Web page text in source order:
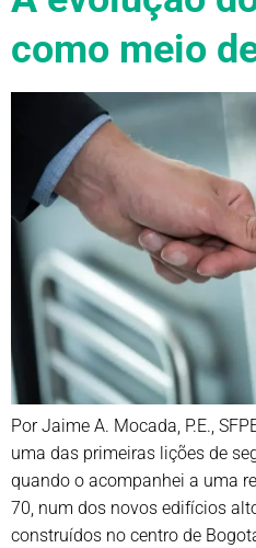
como meio
Por Jaime A. Mocada, P.E.,
uma das primeiras lições de
quando o acompanhei a uma
70, num dos novos edifícios
construídos no centro de